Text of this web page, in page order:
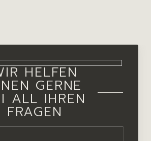
HELFEN
GERNE
ALL IHREN
FRAGEN